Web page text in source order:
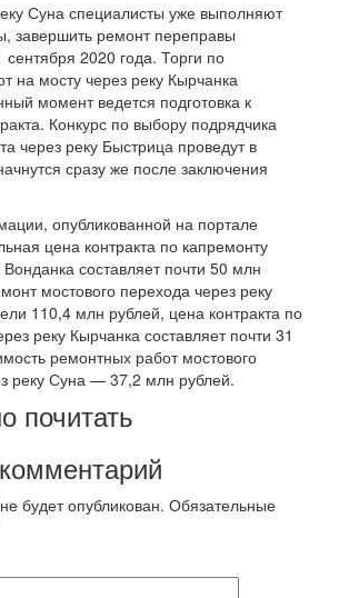
Суна специалисты уже выполняют
завершить ремонт переправы
сентября 2020 года. Торги по
на мосту через реку Кырчанка
момент ведется подготовка к
Конкурс по выбору подрядчика
через реку Быстрица проведут в
сразу же после заключения
опубликованной на портале
цена контракта по капремонту
составляет почти 50 млн
мостового перехода через реку
110,4 млн рублей, цена контракта по
реку Кырчанка составляет почти 31
ремонтных работ мостового
реку Суна — 37,2 млн рублей.
почитать
будет опубликован. Обязательные